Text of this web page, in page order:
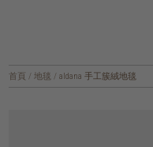
首頁 / 地毯 / aldana 手工簇絨地毯